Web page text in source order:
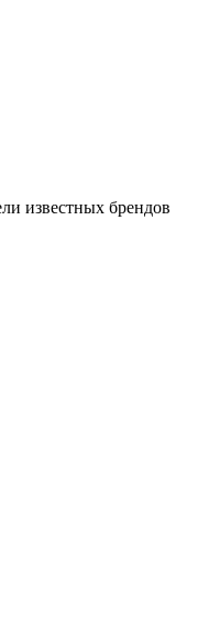
известных брендов